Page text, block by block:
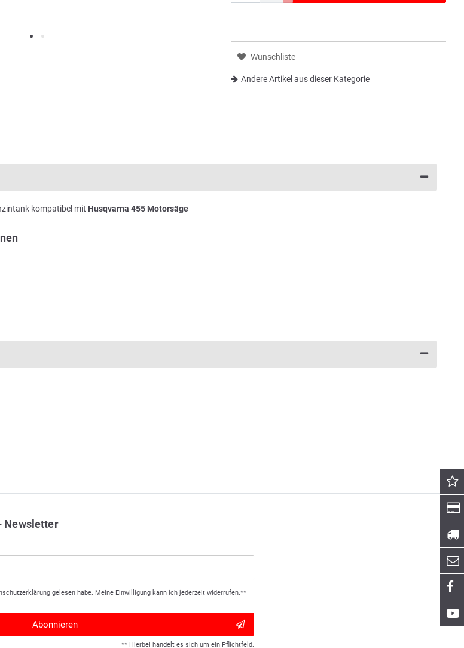
Wunschliste
Andere Artikel aus dieser Kategorie
kompatibel mit Husqvarna 455 Motorsäge
Newsletter
gelesen habe. Meine Einwilligung kann ich jederzeit widerrufen.**
Abonnieren
** Hierbei handelt es sich um ein Pflichtfeld.